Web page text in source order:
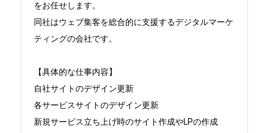
をお任せします。
同社はウェブ集客を総合的に支援するデジタルマーケ
ティングの会社です。
【具体的な仕事内容】
自社サイトのデザイン更新
各サービスサイトのデザイン更新
新規サービス立ち上げ時のサイト作成やLPの作成